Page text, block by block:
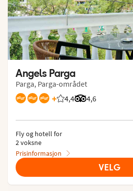
Angels Parga
Parga, Parga-området
+ 4,4
Vurdering fra Vings
4,6
Vurdering fra
Fly og hotell for
2 voksne
Prisinformasjon
VELG